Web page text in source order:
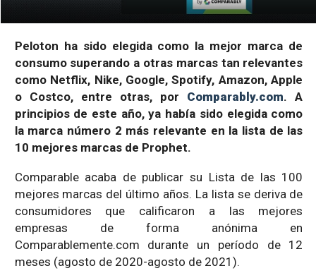
Peloton ha sido elegida como la mejor marca de
consumo superando a otras marcas tan relevantes
como Netflix, Nike, Google, Spotify, Amazon, Apple
o Costco, entre otras, por Comparably.com. A
principios de este año, ya había sido elegida como
la marca número 2 más relevante en la lista de las
10 mejores marcas de Prophet.
Comparable acaba de publicar su Lista de las 100
mejores marcas del último años. La lista se deriva de
consumidores que calificaron a las mejores
empresas de forma anónima en
Comparablemente.com durante un período de 12
meses (agosto de 2020-agosto de 2021).